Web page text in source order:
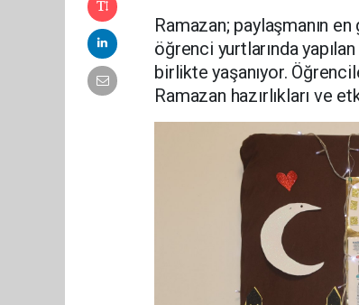
Ramazan; paylaşmanın
öğrenci yurtlarında
birlikte yaşanıyor.
Ramazan hazırlıkları ve